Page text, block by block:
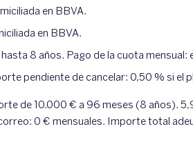
en BBVA.
en BBVA.
8 años. Pago de la cuota mensual:
pendiente de cancelar: 0,50 % si el
de 10.000 € a 96 meses (8 años).
0 € mensuales. Importe total